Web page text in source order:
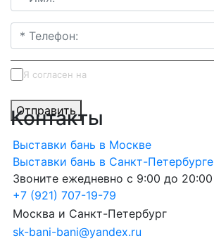
Я согласен на
Отправить
Контакты
Выставки бань в Москве
Выставки бань в Санкт-Петербурге
Звоните ежедневно с 9:00 до 20:00
+7 (921) 707-19-79
Москва и Санкт-Петербург
sk-bani-bani@yandex.ru